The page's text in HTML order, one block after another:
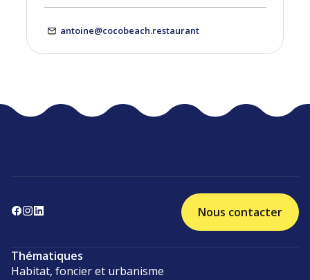
antoine@cocobeach.restaurant
Nous contacter
Thématiques
Habitat, foncier et urbanisme